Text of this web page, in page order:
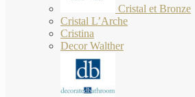
Cristal et Bronze
Cristal L’Arche
Cristina
Decor Walther